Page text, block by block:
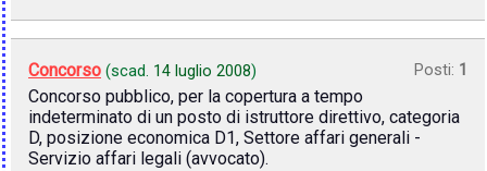
Concorso (scad. 14 luglio 2008) Posti: 1
Concorso pubblico, per la copertura a tempo
indeterminato di un posto di istruttore direttivo, categoria
D, posizione economica D1, Settore affari generali -
Servizio affari legali (avvocato).